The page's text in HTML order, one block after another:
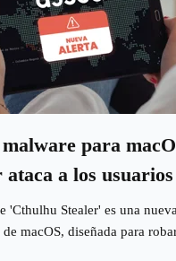
para
ataca a los
'Cthulhu Stealer' es una
macOS, diseñada para